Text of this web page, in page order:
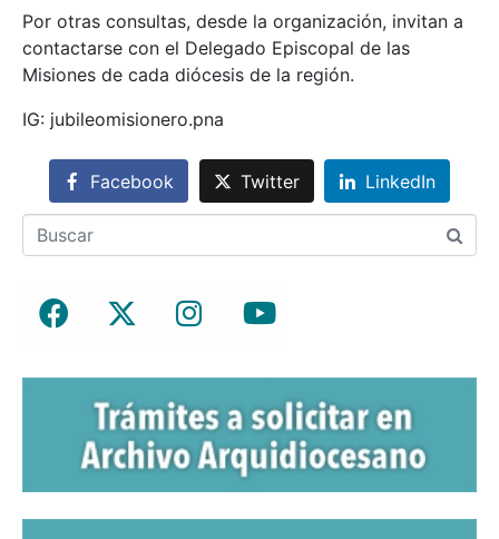
Por otras consultas, desde la organización, invitan a
contactarse con el Delegado Episcopal de las
Misiones de cada diócesis de la región.
IG: jubileomisionero.pna
Facebook Twitter LinkedIn